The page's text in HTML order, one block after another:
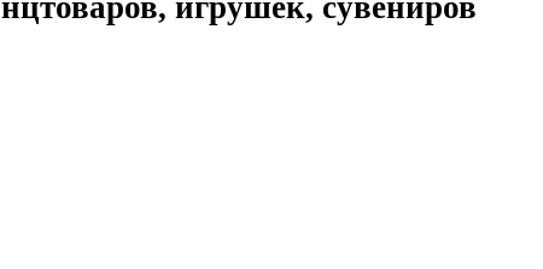
игрушек, сувениров